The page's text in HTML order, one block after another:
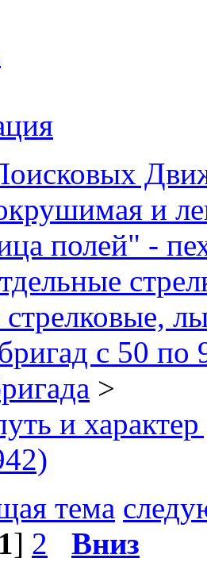
и
полей" -
с 50 по
>
и
тема
1] 2
Вниз